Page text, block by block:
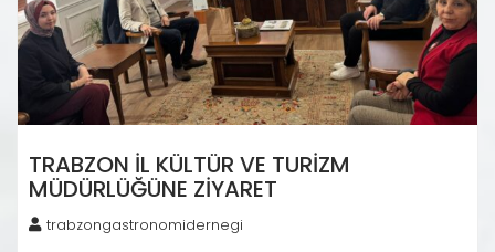
TRABZON İL KÜLTÜR VE TURIZM
MÜDÜRLÜĞÜNE ZIYARET
trabzongastronomidernegi